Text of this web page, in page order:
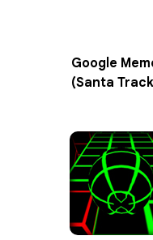
Google
(Santa